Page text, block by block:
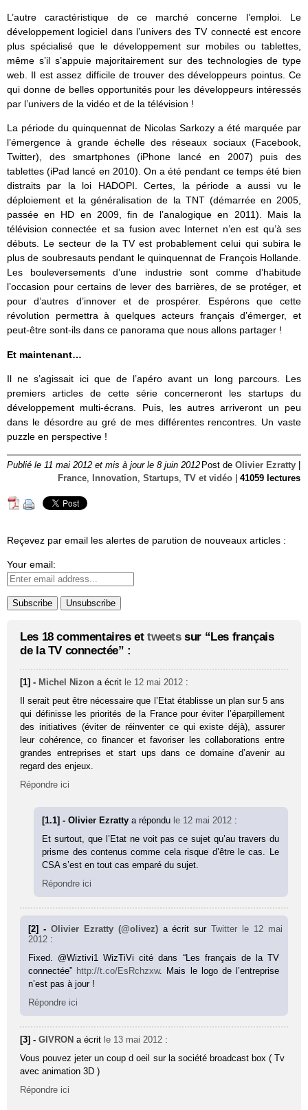
L’autre caractéristique de ce marché concerne l’emploi. Le
développement logiciel dans l’univers des TV connecté est encore
plus spécialisé que le développement sur mobiles ou tablettes,
même s’il s’appuie majoritairement sur des technologies de type
web. Il est assez difficile de trouver des développeurs pointus. Ce
qui donne de belles opportunités pour les développeurs intéressés
par l’univers de la vidéo et de la télévision !
La période du quinquennat de Nicolas Sarkozy a été marquée par
l’émergence à grande échelle des réseaux sociaux (Facebook,
Twitter), des smartphones (iPhone lancé en 2007) puis des
tablettes (iPad lancé en 2010). On a été pendant ce temps été bien
distraits par la loi HADOPI. Certes, la période a aussi vu le
déploiement et la généralisation de la TNT (démarrée en 2005,
passée en HD en 2009, fin de l’analogique en 2011). Mais la
télévision connectée et sa fusion avec Internet n’en est qu’à ses
débuts. Le secteur de la TV est probablement celui qui subira le
plus de soubresauts pendant le quinquennat de François Hollande.
Les bouleversements d’une industrie sont comme d’habitude
l’occasion pour certains de lever des barrières, de se protéger, et
pour d’autres d’innover et de prospérer. Espérons que cette
révolution permettra à quelques acteurs français d’émerger, et
peut-être sont-ils dans ce panorama que nous allons partager !
Et maintenant…
Il ne s’agissait ici que de l’apéro avant un long parcours. Les
premiers articles de cette série concerneront les startups du
développement multi-écrans. Puis, les autres arriveront un peu
dans le désordre au gré de mes différentes rencontres. Un vaste
puzzle en perspective !
Publié le 11 mai 2012 et mis à jour le 8 juin 2012 Post de Olivier Ezratty
France
Innovation Startups TV et vidéo 41059 lectures
Reçevez par email les alertes de parution de nouveaux articles :
Your email:
Les 18 commentaires et tweetssur “Les français
de la TV connectée” :
[1] - Michel Nizon a écrit le 12 mai 2012 :
Il serait peut être nécessaire que l’Etat établisse un plan sur 5 ans
qui définisse les priorités de la France pour éviter l’éparpillement
des initiatives (éviter de réinventer ce qui existe déjà), assurer
leur cohérence, co financer et favoriser les collaborations entre
grandes entreprises et start ups dans ce domaine d’avenir au
regard des enjeux.
Répondre ici
[1.1] - Olivier Ezrattya répondu le 12 mai 2012 :
Et surtout, que l’Etat ne voit pas ce sujet qu’au travers du
prisme des contenus comme cela risque d’être le cas. Le
CSA s’est en tout cas emparé du sujet.
Répondre ici
[2] - Olivier Ezratty (@olivez) a écrit surTwitter
le 12 mai
2012 :
Fixed. @Wiztivi1 WizTiVi cité dans “Les français de la TV
connectée” http://t.co/EsRchzxw. Mais le logo de l’entreprise
n’est pas à jour !
Répondre ici
[3] -GIVRON a écrit le 13 mai 2012 :
Vous pouvez jeter un coup d oeil sur la société broadcast box ( Tv
avec animation 3D )
Répondre ici